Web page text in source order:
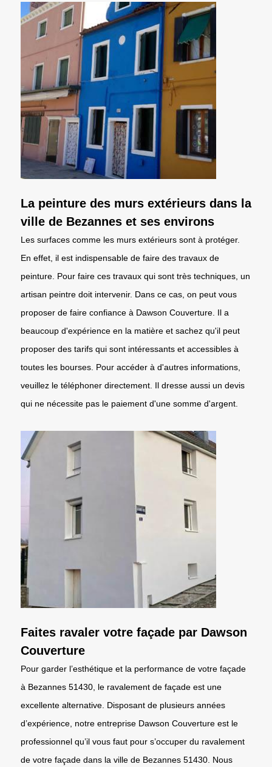
La peinture des murs extérieurs dans la
ville de Bezannes et ses environs
Les surfaces comme les murs extérieurs sont à protéger.
En effet, il est indispensable de faire des travaux de
peinture. Pour faire ces travaux qui sont très techniques, un
artisan peintre doit intervenir. Dans ce cas, on peut vous
proposer de faire confiance à Dawson Couverture. Il a
beaucoup d'expérience en la matière et sachez qu'il peut
proposer des tarifs qui sont intéressants et accessibles à
toutes les bourses. Pour accéder à d'autres informations,
veuillez le téléphoner directement. Il dresse aussi un devis
qui ne nécessite pas le paiement d'une somme d'argent.
Faites ravaler votre façade par Dawson
Couverture
Pour garder l’esthétique et la performance de votre façade
à Bezannes 51430, le ravalement de façade est une
excellente alternative. Disposant de plusieurs années
d’expérience, notre entreprise Dawson Couverture est le
professionnel qu’il vous faut pour s’occuper du ravalement
de votre façade dans la ville de Bezannes 51430. Nous